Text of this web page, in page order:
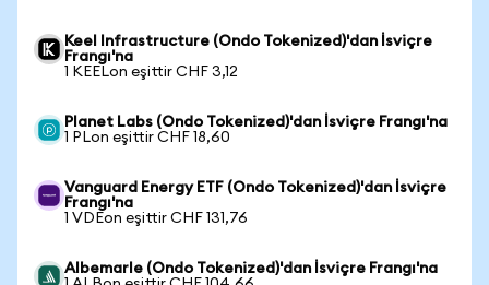
Keel Infrastructure (Ondo Tokenized)'dan İsviçre
Frangı'na
1 KEELon eşittir CHF 3,12
Planet Labs (Ondo Tokenized)'dan İsviçre Frangı'na
1 PLon eşittir CHF 18,60
Vanguard Energy ETF (Ondo Tokenized)'dan İsviçre
Frangı'na
1 VDEon eşittir CHF 131,76
Albemarle (Ondo Tokenized)'dan İsviçre Frangı'na